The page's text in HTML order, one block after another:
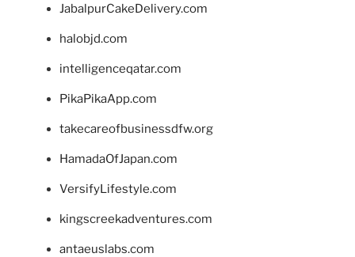
JabalpurCakeDelivery.com
halobjd.com
intelligenceqatar.com
PikaPikaApp.com
takecareofbusinessdfw.org
HamadaOfJapan.com
VersifyLifestyle.com
kingscreekadventures.com
antaeuslabs.com